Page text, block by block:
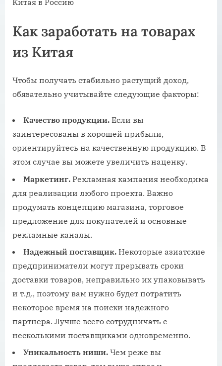
Как заработать на товарах
из Китая
Чтобы получать стабильно растущий доход,
обязательно учитывайте следующие факторы:
Качество продукции. Если вы
заинтересованы в хорошей прибыли,
ориентируйтесь на качественную продукцию. В
этом случае вы можете увеличить наценку.
Маркетинг. Рекламная кампания необходима
для реализации любого проекта. Важно
продумать концепцию магазина, торговое
предложение для покупателей и основные
рекламные каналы.
Надежный поставщик. Некоторые азиатские
предприниматели могут прерывать сроки
доставки товаров, неправильно их упаковывать
и т.д., поэтому вам нужно будет потратить
некоторое время на поиски надежного
партнера. Лучше всего сотрудничать с
несколькими поставщиками одновременно.
Уникальность ниши. Чем реже вы